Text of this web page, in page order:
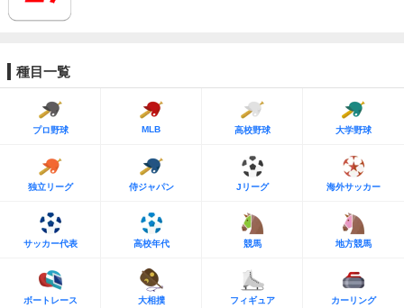
種目一覧
プロ野球 MLB 高校野球 大学野球
独立リーグ 侍ジャパン Jリーグ 海外サッカー
サッカー代表 高校年代 競馬 地方競馬
ボートレース 大相撲 フィギュア カーリング